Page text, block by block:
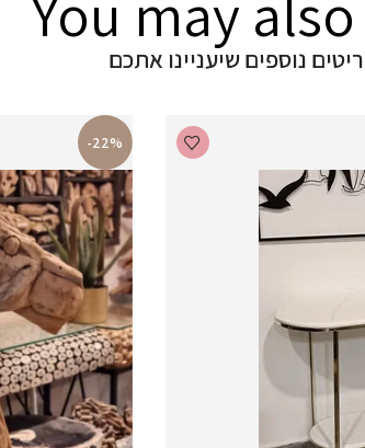
נוספים שיעניינו אתכם
-22%